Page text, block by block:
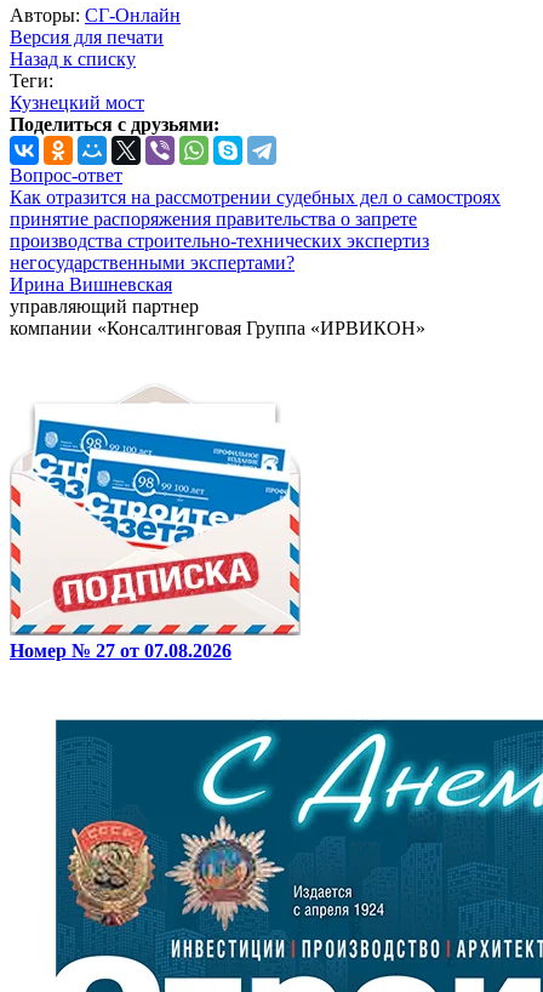
Авторы: СГ-Онлайн
Версия для печати
Назад к списку
Теги:
Кузнецкий мост
Поделиться с друзьями:
Вопрос-ответ
Как отразится на рассмотрении судебных дел о самостроях
принятие распоряжения правительства о запрете
производства строительно-технических экспертиз
негосударственными экспертами?
Ирина Вишневская
управляющий партнер
компании «Консалтинговая Группа «ИРВИКОН»
Номер № 27 от 07.08.2026